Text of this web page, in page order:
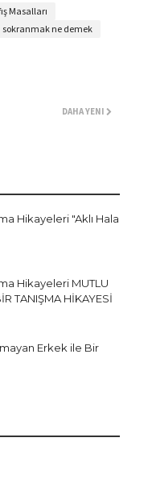
Masalları
sokranmak ne demek
DAHA YENI
Hikayeleri "Aklı Hala
Hikayeleri MUTLU
TANIŞMA HİKAYESİ
Erkek ile Bir